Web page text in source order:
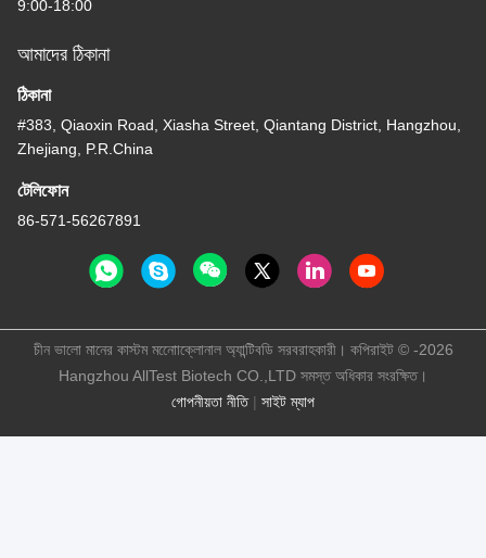
9:00-18:00
আমাদের ঠিকানা
ঠিকানা
#383, Qiaoxin Road, Xiasha Street, Qiantang District, Hangzhou,
Zhejiang, P.R.China
টেলিফোন
86-571-56267891
গোপনীয়তা নীতি| সাইট ম্যাপ
চীন ভালো মানের কাস্টম মনোোক্লোনাল অ্যান্টিবডি সরবরাহকারী। কপিরাইট © -2026
Hangzhou AllTest Biotech CO.,LTD সমস্ত অধিকার সংরক্ষিত।